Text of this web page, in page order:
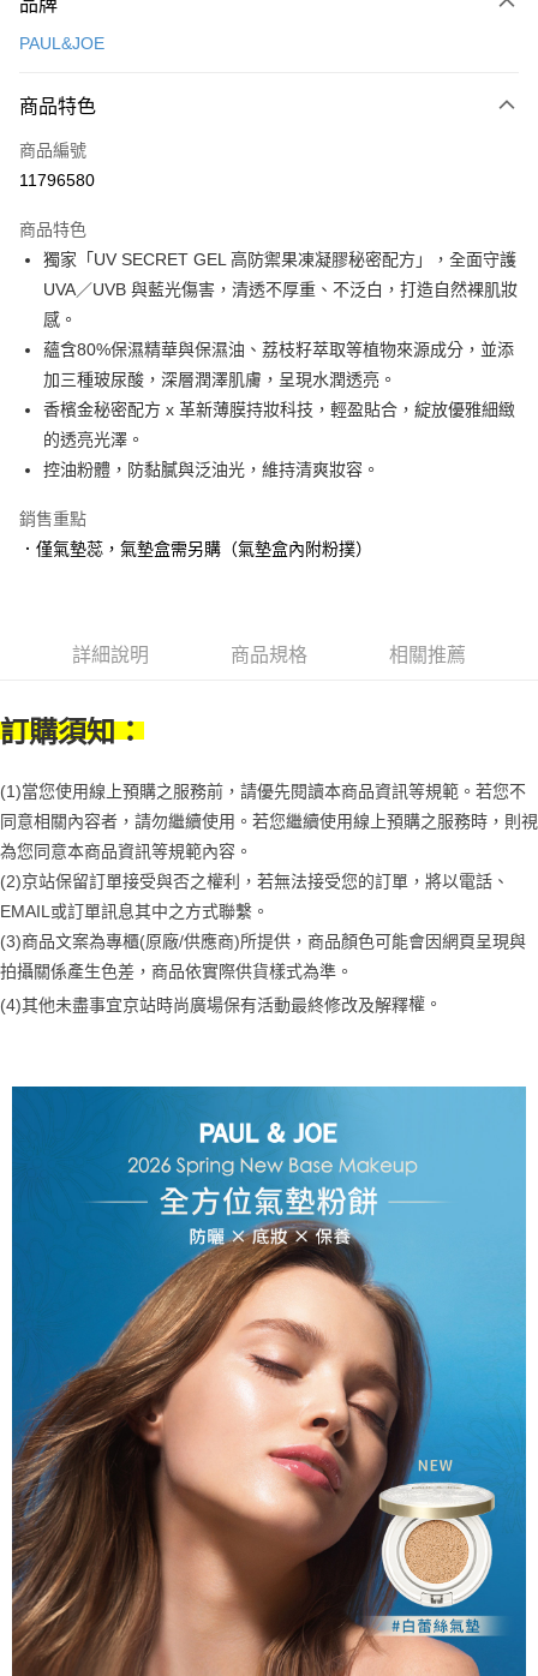
信用卡一次付款
Apple Pay
街口支付
Google Pay
全盈+PAY
大哥付你分期
相關說明
【大哥付你分期使用說明】
1.本服務由台灣大哥大提供，台灣大哥大用戶可立即使用無須另外申請。
2.付款方式選擇「大哥付你分期」，訂單成立後會自動跳轉到大哥付的交易
流程，驗證手機門號後，選擇欲分期的期數、繳款截止日，確認付款後即完
成交易。
4.訂單成立30分鐘內，如未前往確認交易或遇審核未通過，訂單將自動取
消。如遇「轉專審核」未通過狀況，表示未達大哥付你分期系統評分，恕無
法說明評估內容。
2.透過簡訊連結打開帳單後，可選擇「超商條碼／台灣大直營門市／銀行轉
帳／街口支付／iPASS MONEY」等通路繳費。
1.本服務係由「台灣大哥大股份有限公司」（以下簡稱本公司）所提供，讓
2.基於同意付款使用「大哥付你分期」之契約關係目的，商店將以您的個人
資料（包含姓名、電話或地址）提供予台灣大哥大進項蒐集、處理及利用，
由本公司與您本人進行分期帳單所需資料之確認、核對及更正。
3.完整用戶服務條款，請詳閱以下連結：
AFTEE先享後付
相關說明
【關於「AFTEE先享後付」】
AFTEE先享後付是「在收到商品之後才付款」的支付方式。 讓您購物簡單
１．簡單：不需註冊會員、不需綁卡、不需儲值。
２．便利：只要手機號碼，簡訊認證，即可結帳。
結帳頁面，進行簡訊認證並確認金額後，即可完成結帳。
ATM／網路銀行／等多元方式進行付款，方視為交易完成。
※ 請注意：結帳手續完成當下不需立刻繳費，但若您需要取消訂單，請聯絡
後付繳納相關費用。
是否繳費成功／繳費後需取消欲退款等相關疑問，請聯繫「AFTEE先享後付
客戶支援中心」https://netprotections.freshdesk.com/support/home
【注意事項】
１．透過由恩沛科技股份有限公司提供之「AFTEE先享後付」服務完成之交
易，需依本服務之必要範圍內提供個人資料，並將交易相關給付款項請求債
２．關於個人資料處理事宜，請瀏覽以下網址：
https://aftee.tw/terms/#terms3
４．使用「AFTEE先享後付」時，將依據個別帳號之用戶狀況，依本公司即
時審查核予不同之上限額度；若仍有額度不足之情形，本公司將視審查結果
５．嚴禁一人註冊多個帳號或使用他人資訊註冊。若發現惡意使用之情形，
恩沛科技股份有限公司將有權停止該用戶之使用額度並採取法律行動。
ATM付款
運送方式
付款後7-11取貨
宅配
免運費
品牌
PAUL&JOE
商品特色
商品編號
11796580
商品特色
獨家「UV SECRET GEL 高防禦果凍凝膠秘密配方」，全面守護
UVA／UVB 與藍光傷害，清透不厚重、不泛白，打造自然裸肌妝
感。
蘊含80%保濕精華與保濕油、荔枝籽萃取等植物來源成分，並添
加三種玻尿酸，深層潤澤肌膚，呈現水潤透亮。
香檳金秘密配方 x 革新薄膜持妝科技，輕盈貼合，綻放優雅細緻
的透亮光澤。
控油粉體，防黏膩與泛油光，維持清爽妝容。
銷售重點
．僅氣墊蕊，氣墊盒需另購（氣墊盒內附粉撲）
詳細說明 商品規格 相關推薦
訂購須知：
(1)當您使用線上預購之服務前，請優先閱讀本商品資訊等規範。若您不
同意相關內容者，請勿繼續使用。若您繼續使用線上預購之服務時，則視
為您同意本商品資訊等規範內容。
(2)京站保留訂單接受與否之權利，若無法接受您的訂單，將以電話、
EMAIL或訂單訊息其中之方式聯繫。
(3)商品文案為專櫃(原廠/供應商)所提供，商品顏色可能會因網頁呈現與
拍攝關係產生色差，商品依實際供貨樣式為準。
(4)其他未盡事宜京站時尚廣場保有活動最終修改及解釋權。